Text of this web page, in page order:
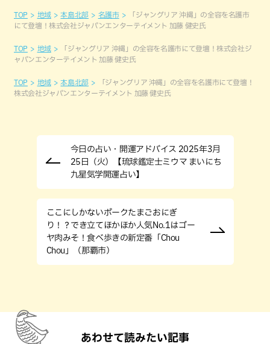
TOP 地域 本島北部 名護市
「ジャングリア 沖縄」の全容を名護市
にて登壇！株式会社ジャパンエンターテイメント 加藤 健史氏
TOP 地域
「ジャングリア 沖縄」の全容を名護市にて登壇！株式会社ジ
ャパンエンターテイメント 加藤 健史氏
TOP 地域 本島北部
「ジャングリア 沖縄」の全容を名護市にて登壇！
株式会社ジャパンエンターテイメント 加藤 健史氏
今日の占い・開運アドバイス 2025年3月
25日（火）【琉球鑑定士ミウマ まいにち
九星気学開運占い】
ここにしかないポークたまごおにぎ
り！？でき立てほかほか人気No.1はゴー
ヤ肉みそ！食べ歩きの新定番「Chou
Chou」（那覇市）
あわせて読みたい記事